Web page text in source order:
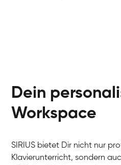
Dein
Workspace
SIRIUS bietet Dir nicht nur
Klavierunterricht, sondern